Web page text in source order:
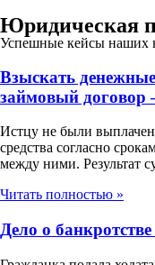
Юридическая
Успешные кейсы наших
Взыскать
займовый
Истцу не были
средства согласно
между ними. Результат
Читать полностью »
Дело о